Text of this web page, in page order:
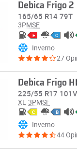
Debica Frigo 2
165/65 R14 79T
3PMSF
E C
Inverno
27
Debica Frigo
225/55 R17 101V
XL 3PMSF
C B
Inverno
44